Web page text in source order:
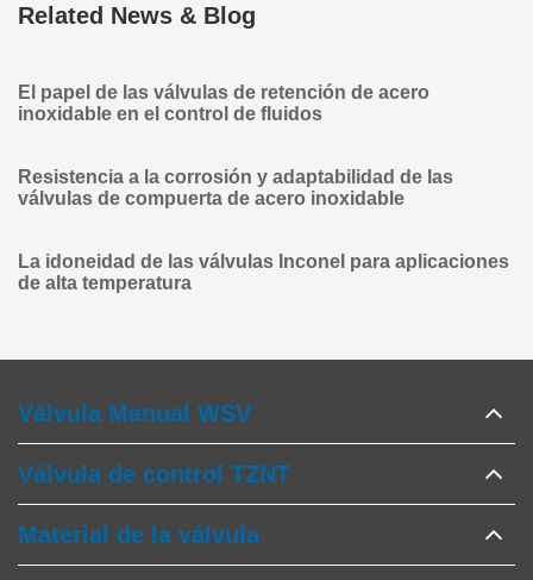
Related News & Blog
El papel de las válvulas de retención de acero
inoxidable en el control de fluidos
Resistencia a la corrosión y adaptabilidad de las
válvulas de compuerta de acero inoxidable
La idoneidad de las válvulas Inconel para aplicaciones
de alta temperatura
Válvula Manual WSV
Válvula de control TZNT
Material de la válvula